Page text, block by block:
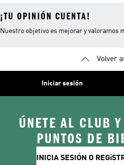
¡TU OPINIÓN CUENTA!
Nuestro objetivo es mejorar y valoramos
Volver
Iniciar sesión
ÚNETE AL CLUB
PUNTOS DE
INICIA SESIÓN O